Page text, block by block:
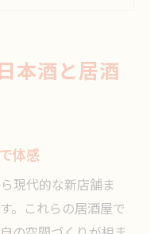
を山手線から探す
本酒好きの出会
い味わいに触れ
酒屋で交流を楽し
本酒と居酒
体感
現代的な新店舗ま
。これらの居酒屋で